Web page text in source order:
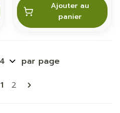
Ajouter au
panier
Pages
Vous lisez actuellement la
1 Page
2
par page